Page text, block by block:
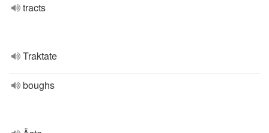
tracts
Traktate
boughs